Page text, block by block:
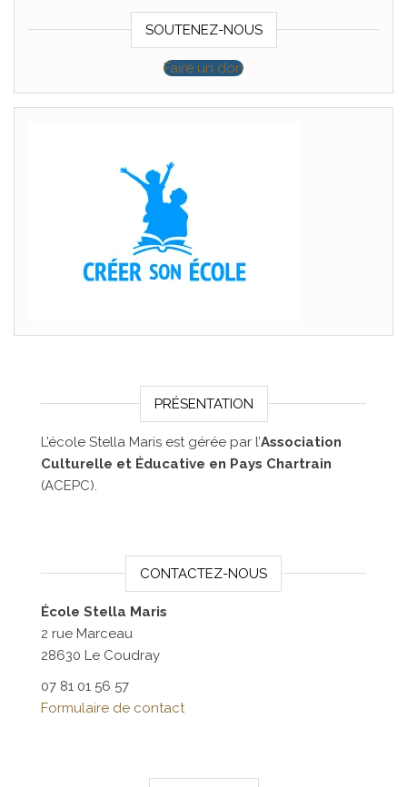
SOUTENEZ-NOUS
Faire un don
PRÉSENTATION
L’école Stella Maris est gérée par l’Association
Culturelle et Éducative en Pays Chartrain
(ACEPC).
CONTACTEZ-NOUS
École Stella Maris
2 rue Marceau
28630 Le Coudray
07 81 01 56 57
Formulaire de contact